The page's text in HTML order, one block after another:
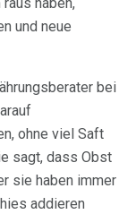
und neue
bei
ohne viel Saft
sagt, dass Obst
sie haben immer
addieren